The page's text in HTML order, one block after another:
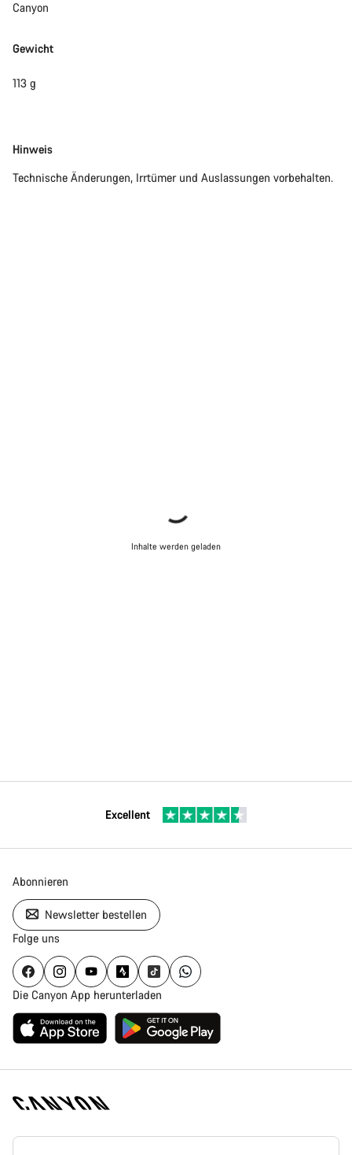
Canyon
Gewicht
113 g
Disclaimer
Hinweis
Technische Änderungen, Irrtümer und Auslassungen vorbehalten.
Inhalte werden geladen
Excellent
Abonnieren
Newsletter bestellen
Folge uns
Die Canyon App herunterladen
Canyon